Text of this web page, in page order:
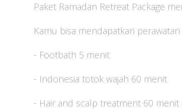
Paket Ramadan Retreat Package
Kamu bisa mendapatkan
- Footbath 5 menit
- Indonesia totok wajah 60 menit
- Hair and scalp treatment 60